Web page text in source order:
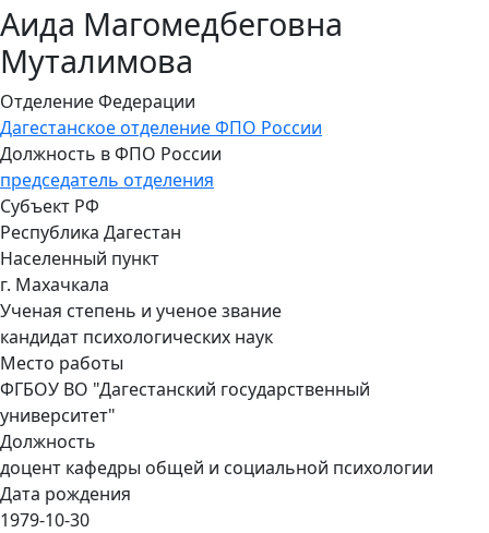
Аида Магомедбеговна
Муталимова
Отделение Федерации
Дагестанское отделение ФПО России
Должность в ФПО России
председатель отделения
Субъект РФ
Республика Дагестан
Населенный пункт
г. Махачкала
Ученая степень и ученое звание
кандидат психологических наук
Место работы
ФГБОУ ВО "Дагестанский государственный
университет"
Должность
доцент кафедры общей и социальной психологии
Дата рождения
1979-10-30